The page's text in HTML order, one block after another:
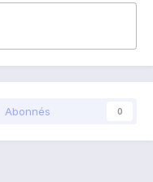
Abonnés 0